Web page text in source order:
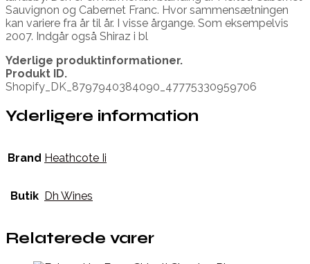
Sauvignon og Cabernet Franc. Hvor sammensætningen
kan variere fra år til år. I visse årgange. Som eksempelvis
2007. Indgår også Shiraz i bl
Yderlige produktinformationer.
Produkt ID.
Shopify_DK_8797940384090_47775330959706
Yderligere information
Brand Heathcote Ii
Butik Dh Wines
Relaterede varer